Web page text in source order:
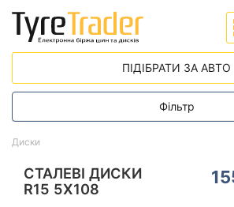
СТАЛЕВІ ДИСКИ
R15 5X108
Диски
ПІДІБРАТИ ЗА АВТО
Фільтр
від